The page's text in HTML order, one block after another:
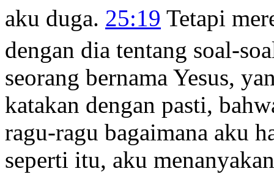
aku duga. 25:19 Tetapi
dengan dia tentang soal-
seorang bernama Yesus,
katakan dengan pasti,
ragu-ragu bagaimana aku
seperti itu, aku